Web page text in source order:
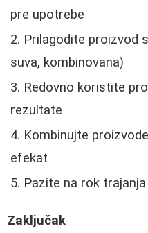
pre upotrebe
Prilagodite proizvod
suva, kombinovana)
Redovno koristite
rezultate
Kombinujte
efekat
Pazite na rok
Zaključak